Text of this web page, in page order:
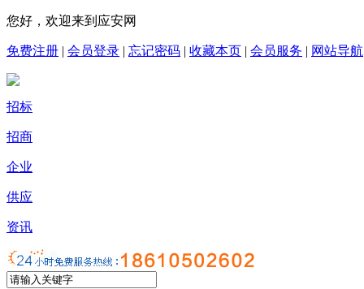
您好，欢迎来到应安网
免费注册 | 会员登录 | 忘记密码 | 收藏本页 | 会员服务 | 网站导航
招标
招商
企业
供应
资讯